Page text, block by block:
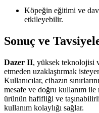
Köpeğin eğitimi ve
etkileyebilir.
Sonuç ve
Dazer II, yüksek teknolojisi
etmeden uzaklaştırmak
Kullanıcılar, cihazın
mesafe ve doğru kullanım
ürünün hafifliği ve
kullanım kolaylığı sağlar.